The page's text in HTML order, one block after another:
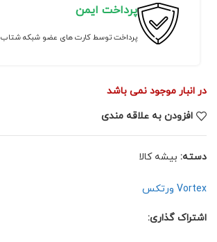
پرداخت ایمن
پرداخت توسط کارت های عضو شبکه شتاب
در انبار موجود نمی باشد
افزودن به علاقه مندی
دسته: بیشه کالا
Vortex ورتکس
اشتراک گذاری: